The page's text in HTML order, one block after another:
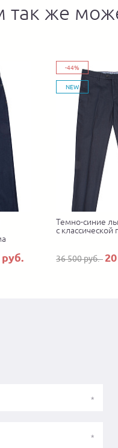
так же
руб.
-44%
NEW
Темно-синие
с классической
36 500 руб.